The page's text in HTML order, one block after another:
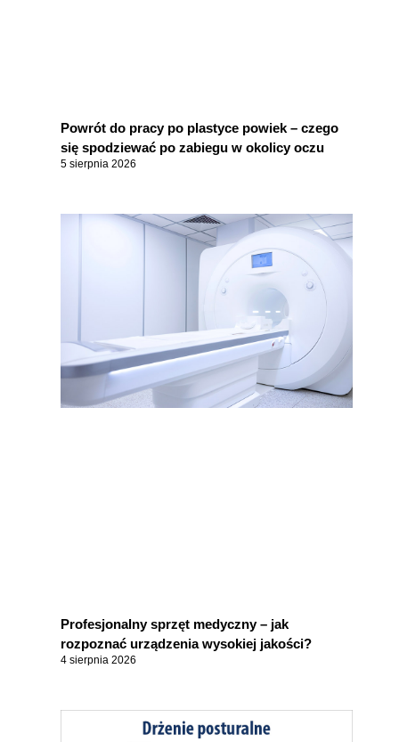
Powrót do pracy po plastyce powiek – czego
się spodziewać po zabiegu w okolicy oczu
5 sierpnia 2026
Profesjonalny sprzęt medyczny – jak
rozpoznać urządzenia wysokiej jakości?
4 sierpnia 2026